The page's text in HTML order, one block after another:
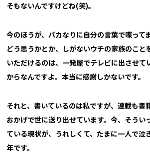
そもないんですけどね(笑)。
今のほうが、バカなりに自分の言葉で喋って
どう思うかとか、しがないウチの家族のこと
いただけるのは、一発屋でテレビに出させて
からなんですよ。本当に感謝しかないです。
それと、書いているのは私ですが、連載も書
おかげで世に送り出せています。今、そうい
ている現状が、うれしくて、たまに一人で泣
年です。